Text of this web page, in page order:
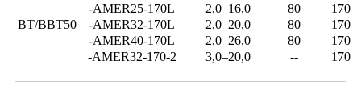
BT/BBT50
-AMER25-170L
2,0–16,0 80
170
-AMER32-170L
2,0–20,0 80
170
-AMER40-170L
2,0–26,0 80
170
-AMER32-170-2
3,0–20,0 -- 170